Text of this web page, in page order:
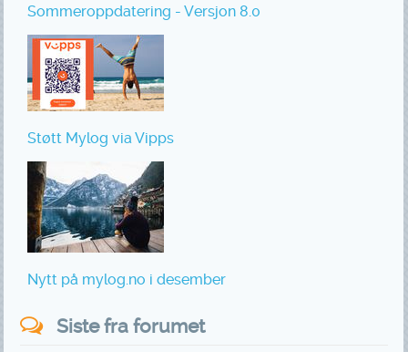
Sommeroppdatering - Versjon 8.0
Støtt Mylog via Vipps
Nytt på mylog.no i desember
Siste fra forumet